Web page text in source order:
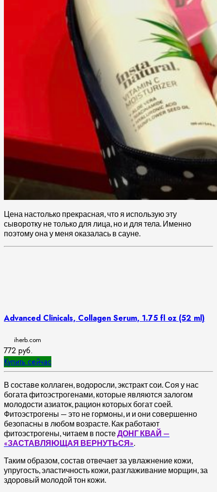
Цена настолько прекрасная, что я использую эту
сыворотку не только для лица, но и для тела. Именно
поэтому она у меня оказалась в сауне.
Advanced Clinicals, Collagen Serum, 1.75 fl oz (52 ml)
iherb.com
772 руб.
Купить сейчас
В составе коллаген, водоросли, экстракт сои. Соя у нас
богата фитоэстрогенами, которые являются залогом
молодости азиаток, рацион которых богат соей.
Фитоэстрогены — это не гормоны, и и они совершенно
безопасны в любом возрасте. Как работают
фитоэстрогены, читаем в постеДОНГ КВАЙ —
«ЗАСТАВЛЯЮЩАЯ ВЕРНУТЬСЯ».
Таким образом, состав отвечает за увлажнение кожи,
упругость, эластичность кожи, разглаживание морщин, за
здоровый молодой тон кожи.